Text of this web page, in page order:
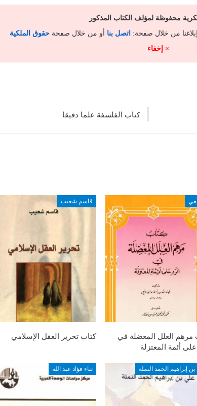
محفوظة لمؤلف الكتاب المذكور
من خلال صفحة: اتصل بنا أو من خلال صفحةحقوق الملكية
× إخفاء
كتاب الفلسفة علما دقيقا
مرهم العلل المعضلة في
على أئمة المعتزلة
قاسم شعيب
كتاب تحرير العقل الإسلامي
إبراهيم الحمد النملة ثناء فؤاد عبد الله